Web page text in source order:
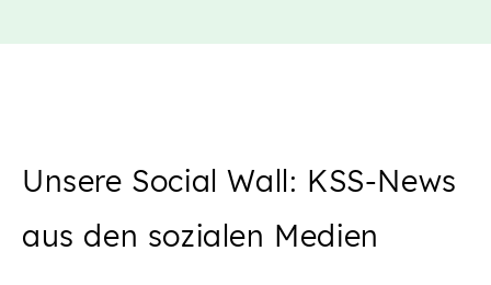
Unsere Social Wall: KSS-News
aus den sozialen Medien